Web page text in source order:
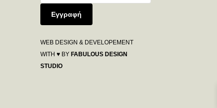
Εγγραφή
WEB DESIGN & DEVELOPEMENT
WITH ♥ BY FABULOUS DESIGN
STUDIO